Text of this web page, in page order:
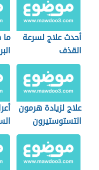
أحدث علاج لسرعة
القذف
علاج لزيادة هرمون
التستوستيرون